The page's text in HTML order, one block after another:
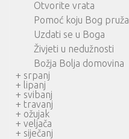
Otvorite vrata
Pomoć koju Bog pruža
Uzdati se u Boga
Živjeti u nedužnosti
Božja Bolja domovina
+ srpanj
+ lipanj
+ svibanj
+ travanj
+ ožujak
+ veljača
+ siječanj